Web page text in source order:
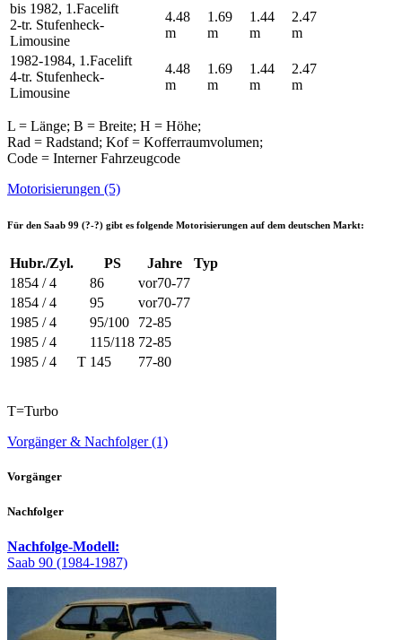
bis 1982, 1.Facelift
2-tr. Stufenheck-
Limousine
4.48
m
1.69
m
1.44
m
2.47
m
1982-1984, 1.Facelift
4-tr. Stufenheck-
Limousine
4.48
m
1.69
m
1.44
m
2.47
m
L = Länge; B = Breite; H = Höhe;
Rad = Radstand; Kof = Kofferraumvolumen;
Code = Interner Fahrzeugcode
Motorisierungen (5)
Für den Saab 99 (?-?) gibt es folgende Motorisierungen auf dem deutschen Markt:
Hubr./Zyl. PS Jahre
Typ
1854 / 4
86
vor70-77
1854 / 4
95
vor70-77
1985 / 4
95/100
72-85
1985 / 4
115/118 72-85
1985 / 4
T 145 77-80
T=Turbo
Vorgänger & Nachfolger (1)
Vorgänger
Nachfolger
Nachfolge-Modell:
Saab 90 (1984-1987)